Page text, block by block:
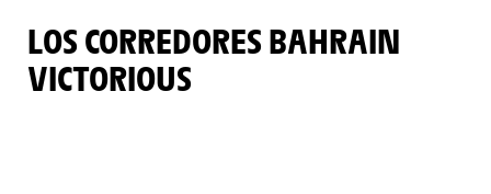
LOS CORREDORES BAHRAIN
VICTORIOUS